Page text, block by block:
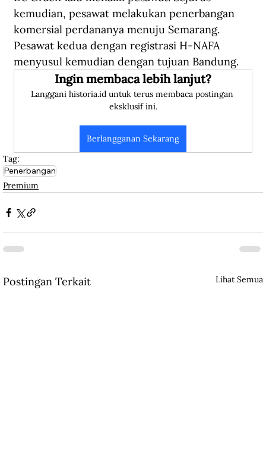
kemudian, pesawat melakukan penerbangan
komersial perdananya menuju Semarang.
Pesawat kedua dengan registrasi H-NAFA
menyusul kemudian dengan tujuan Bandung.
Ingin membaca lebih lanjut?
Langgani historia.id untuk terus membaca postingan
eksklusif ini.
Berlangganan Sekarang
Tag:
Penerbangan
Premium
Postingan Terkait Lihat Semua